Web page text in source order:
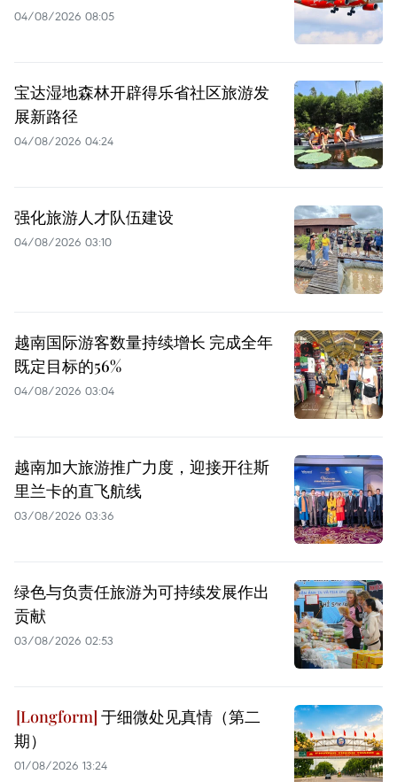
04/08/2026 08:05
宝达湿地森林开辟得乐省社区旅游发
展新路径
04/08/2026 04:24
强化旅游人才队伍建设
04/08/2026 03:10
越南国际游客数量持续增长 完成全年
既定目标的56%
04/08/2026 03:04
越南加大旅游推广力度，迎接开往斯
里兰卡的直飞航线
03/08/2026 03:36
绿色与负责任旅游为可持续发展作出
贡献
03/08/2026 02:53
于细微处见真情（第二
期）
01/08/2026 13:24